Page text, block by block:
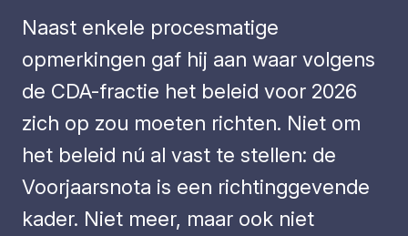
Naast enkele procesmatige
opmerkingen gaf hij aan waar volgens
de CDA-fractie het beleid voor 2026
zich op zou moeten richten. Niet om
het beleid nú al vast te stellen: de
Voorjaarsnota is een richtinggevende
kader. Niet meer, maar ook niet